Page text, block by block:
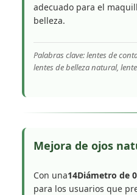
adecuado para el
belleza.
Palabras clave: lentes de
lentes de belleza natural,
Mejora de ojos
Con una14Diámetro de
para los usuarios que